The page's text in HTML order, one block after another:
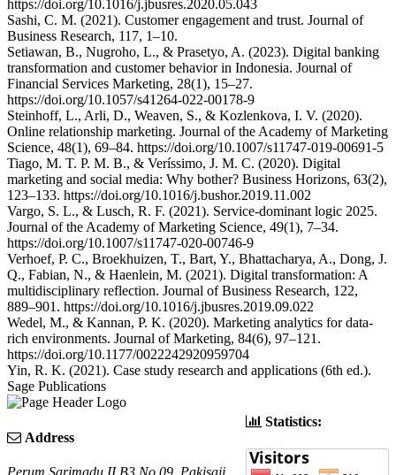
https://doi.org/10.1016/j.jbusres.2020.05.043
Sashi, C. M. (2021). Customer engagement and trust. Journal of
Business Research, 117, 1–10.
Setiawan, B., Nugroho, L., & Prasetyo, A. (2023). Digital banking
transformation and customer behavior in Indonesia. Journal of
Financial Services Marketing, 28(1), 15–27.
https://doi.org/10.1057/s41264-022-00178-9
Steinhoff, L., Arli, D., Weaven, S., & Kozlenkova, I. V. (2020).
Online relationship marketing. Journal of the Academy of Marketing
Science, 48(1), 69–84. https://doi.org/10.1007/s11747-019-00691-5
Tiago, M. T. P. M. B., & Veríssimo, J. M. C. (2020). Digital
marketing and social media: Why bother? Business Horizons, 63(2),
123–133. https://doi.org/10.1016/j.bushor.2019.11.002
Vargo, S. L., & Lusch, R. F. (2021). Service-dominant logic 2025.
Journal of the Academy of Marketing Science, 49(1), 7–34.
https://doi.org/10.1007/s11747-020-00746-9
Verhoef, P. C., Broekhuizen, T., Bart, Y., Bhattacharya, A., Dong, J.
Q., Fabian, N., & Haenlein, M. (2021). Digital transformation: A
multidisciplinary reflection. Journal of Business Research, 122,
889–901. https://doi.org/10.1016/j.jbusres.2019.09.022
Wedel, M., & Kannan, P. K. (2020). Marketing analytics for data-
rich environments. Journal of Marketing, 84(6), 97–121.
https://doi.org/10.1177/0022242920959704
Yin, R. K. (2021). Case study research and applications (6th ed.).
Sage Publications
Statistics:
Address
Perum Sarimadu II B3 No.09, Pakisaji,